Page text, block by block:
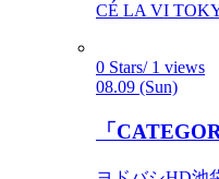
CÉ LA VI
0 Stars/ 1 views
08.09 (Sun)
「